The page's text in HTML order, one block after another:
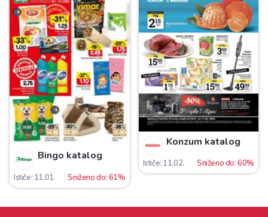
Bingo katalog
Ističe: 11.01. Sniženo do: 61%
Konzum katalog
Ističe: 11.02. Sniženo do: 60%